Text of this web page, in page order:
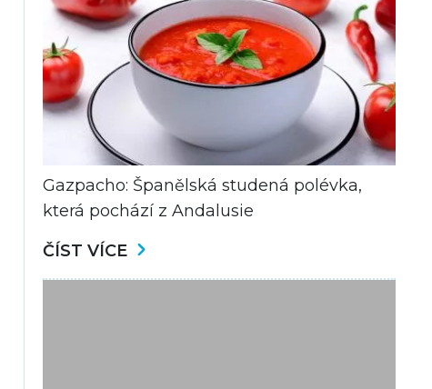
Gazpacho: Španělská studená polévka,
která pochází z Andalusie
ČÍST VÍCE